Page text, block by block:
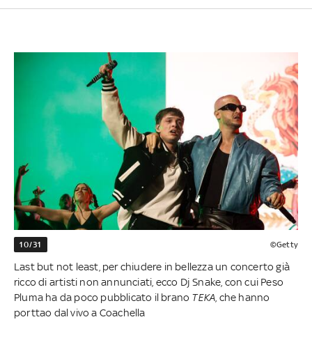
10/31 ©Getty
Last but not least, per chiudere in bellezza un concerto già
ricco di artisti non annunciati, ecco Dj Snake, con cui Peso
Pluma ha da poco pubblicato il brano TEKA , che hanno
porttao dal vivo a Coachella